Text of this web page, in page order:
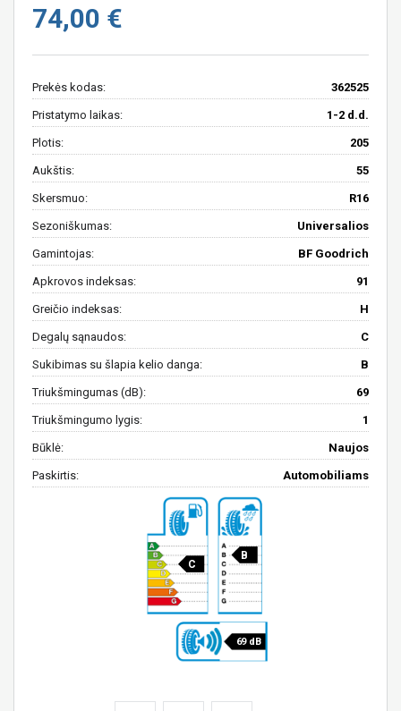
74,00 €
Prekės kodas: 362525
Pristatymo laikas: 1-2 d.d.
Plotis: 205
Aukštis: 55
Skersmuo: R16
Sezoniškumas: Universalios
Gamintojas: BF Goodrich
Apkrovos indeksas: 91
Greičio indeksas: H
Degalų sąnaudos: C
Sukibimas su šlapia kelio danga: B
Triukšmingumas (dB): 69
Triukšmingumo lygis: 1
Būklė: Naujos
Paskirtis: Automobiliams
C
B
69 dB